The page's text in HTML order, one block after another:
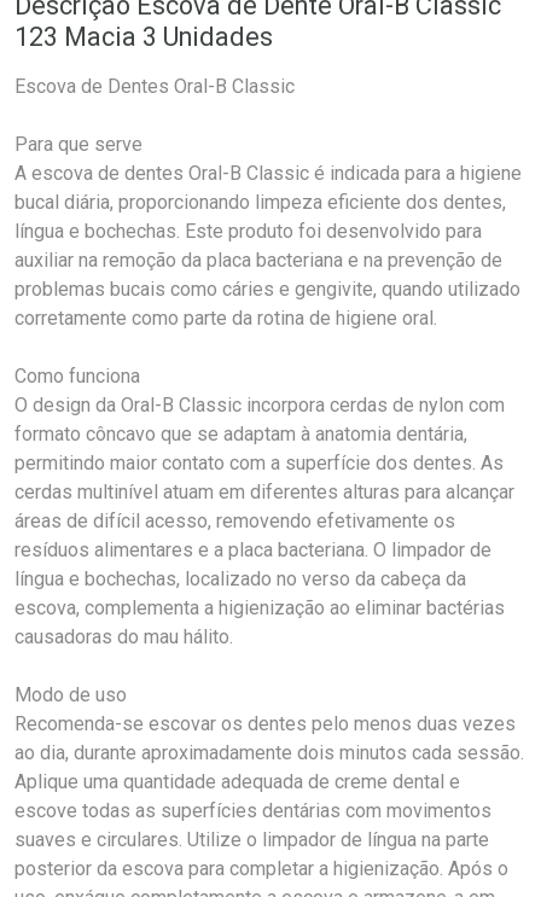
123 Macia 3 Unidades
Escova de Dentes Oral-B Classic
Para que serve
A escova de dentes Oral-B Classic é indicada para a higiene
bucal diária, proporcionando limpeza eficiente dos dentes,
língua e bochechas. Este produto foi desenvolvido para
auxiliar na remoção da placa bacteriana e na prevenção de
problemas bucais como cáries e gengivite, quando utilizado
corretamente como parte da rotina de higiene oral.
Como funciona
O design da Oral-B Classic incorpora cerdas de nylon com
formato côncavo que se adaptam à anatomia dentária,
permitindo maior contato com a superfície dos dentes. As
cerdas multinível atuam em diferentes alturas para alcançar
áreas de difícil acesso, removendo efetivamente os
resíduos alimentares e a placa bacteriana. O limpador de
língua e bochechas, localizado no verso da cabeça da
escova, complementa a higienização ao eliminar bactérias
causadoras do mau hálito.
Modo de uso
Recomenda-se escovar os dentes pelo menos duas vezes
ao dia, durante aproximadamente dois minutos cada sessão.
Aplique uma quantidade adequada de creme dental e
escove todas as superfícies dentárias com movimentos
suaves e circulares. Utilize o limpador de língua na parte
posterior da escova para completar a higienização. Após o